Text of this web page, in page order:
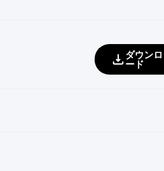
ダウンロ
ード